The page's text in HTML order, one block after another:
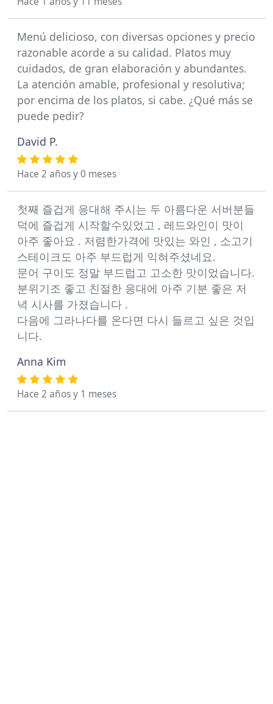
Menú delicioso, con diversas opciones y precio
razonable acorde a su calidad. Platos muy
cuidados, de gran elaboración y abundantes.
La atención amable, profesional y resolutiva;
por encima de los platos, si cabe. ¿Qué más se
puede pedir?
David P.
Hace 2 años y 0 meses
첫째 즐겁게 응대해 주시는 두 아름다운 서버분들
덕에 즐겁게 시작할수있었고 , 레드와인이 맛이
아주 좋아요 . 저렴한가격에 맛있는 와인 , 소고기
스테이크도 아주 부드럽게 익혀주셨네요.
문어 구이도 정말 부드럽고 고소한 맛이었습니다.
분위기조 좋고 친절한 응대에 아주 기분 좋은 저
녁 시사를 가졌습니다 .
다음에 그라나다를 온다면 다시 들르고 싶은 것입
니다.
Anna Kim
Hace 2 años y 1 meses